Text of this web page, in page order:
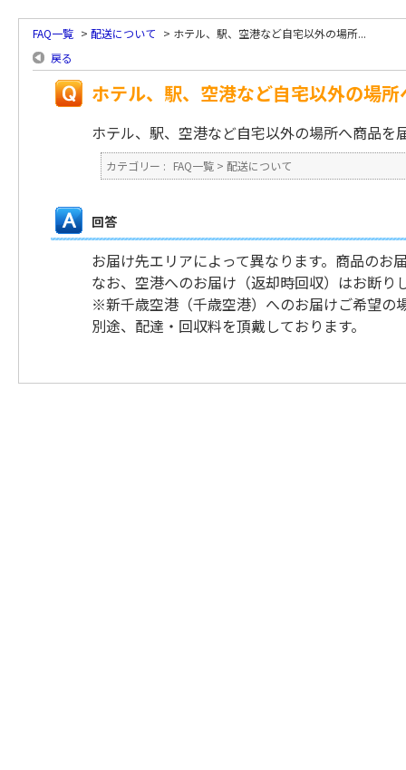
FAQ一覧 > 配送について > ホテル、駅、空港など自宅以外の場所...
戻る
ホテル、駅、空港など自宅以外の場
ホテル、駅、空港など自宅以外の場所へ商品を
カテゴリー : FAQ一覧 > 配送について
回答
お届け先エリアによって異なります。商品の
なお、空港へのお届け（返却時回収）はお断り
※新千歳空港（千歳空港）へのお届けご希望の
別途、配達・回収料を頂戴しております。